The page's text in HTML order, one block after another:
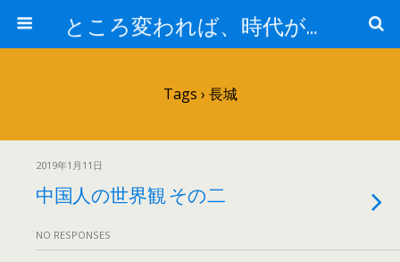
ところ変われば、時代が違えば
Tags › 長城
2019年1月11日
中国人の世界観 その二
NO RESPONSES